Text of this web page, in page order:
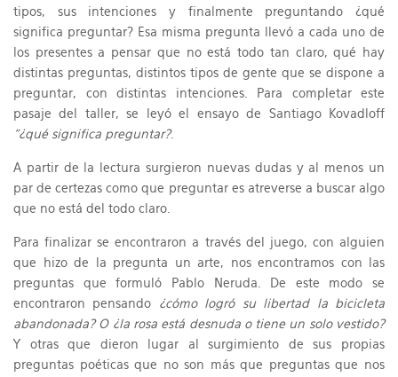
tipos, sus intenciones y finalmente preguntando ¿qué
significa preguntar? Esa misma pregunta llevó a cada uno de
los presentes a pensar que no está todo tan claro, qué hay
distintas preguntas, distintos tipos de gente que se dispone a
preguntar, con distintas intenciones. Para completar este
pasaje del taller, se leyó el ensayo de Santiago Kovadloff
“¿qué significa preguntar?.
A partir de la lectura surgieron nuevas dudas y al menos un
par de certezas como que preguntar es atreverse a buscar algo
que no está del todo claro.
Para finalizar se encontraron a través del juego, con alguien
que hizo de la pregunta un arte, nos encontramos con las
preguntas que formuló Pablo Neruda. De este modo se
encontraron pensando ¿cómo logró su libertad la bicicleta
abandonada? O ¿la rosa está desnuda o tiene un solo vestido?
Y otras que dieron lugar al surgimiento de sus propias
preguntas poéticas que no son más que preguntas que nos